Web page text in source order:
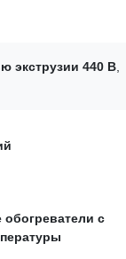
экструзии 440 В
обогреватели с